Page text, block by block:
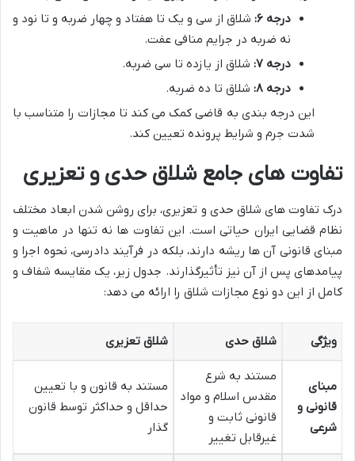
درجه ۶:
شلاق از سی و یک تا هفتاد و چهار ضربه و تا نود و
نه ضربه در جرایم منافی عفت.
درجه ۷:
شلاق از یازده تا سی ضربه.
درجه ۸:
شلاق تا ده ضربه.
این درجه بندی به قاضی کمک می کند تا مجازات را متناسب با
شدت جرم و شرایط پرونده تعیین کند.
تفاوت های جامع شلاق حدی و تعزیری
درک تفاوت های شلاق حدی و تعزیری، برای روشن شدن ابعاد مختلف
نظام قضایی ایران حیاتی است. این تفاوت ها نه تنها در ماهیت و
مبنای قانونی آن ها ریشه دارند، بلکه در فرآیند دادرسی، نحوه اجرا و
پیامدهای پس از آن نیز تأثیرگذارند. جدول زیر، یک مقایسه شفاف و
کامل از این دو نوع مجازات شلاق را ارائه می دهد:
ویژگی شلاق حدی شلاق تعزیری
مبنای
قانونی و
شرعی
مستند به شرع
مقدس اسلام و مواد
قانونی ثابت و
غیرقابل تغییر
مستند به قانون و با تعیین
حداقل و حداکثر توسط قانون
گذار